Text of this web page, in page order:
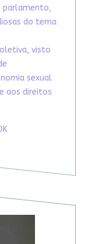
parlamento,
do tema
visto
sexual
aos direitos